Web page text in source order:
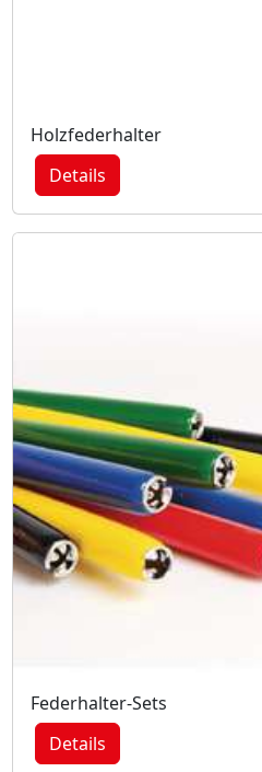
Holzfederhalter
Details
Federhalter-Sets
Details